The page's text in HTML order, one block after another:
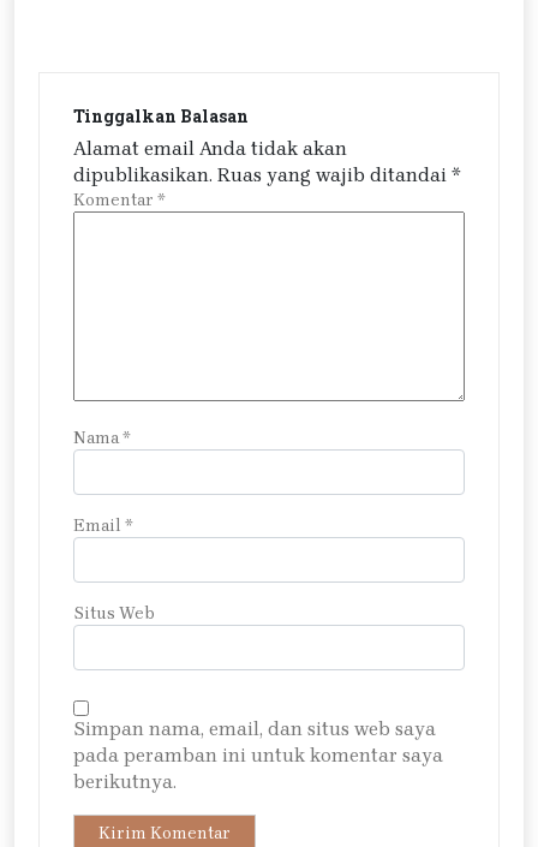
Tinggalkan Balasan
Alamat email Anda tidak akan
dipublikasikan. Ruas yang wajib ditandai *
Komentar *
Nama*
Email *
Situs Web
Simpan nama, email, dan situs web saya
pada peramban ini untuk komentar saya
berikutnya.